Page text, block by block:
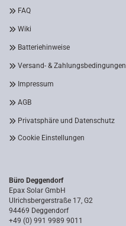
FAQ
Wiki
Batteriehinweise
Versand- & Zahlungsbedingungen
Impressum
AGB
Privatsphäre und Datenschutz
Cookie Einstellungen
Büro Deggendorf
Epax Solar GmbH
Ulrichsbergerstraße 17, G2
94469 Deggendorf
+49 (0) 991 9989 9011